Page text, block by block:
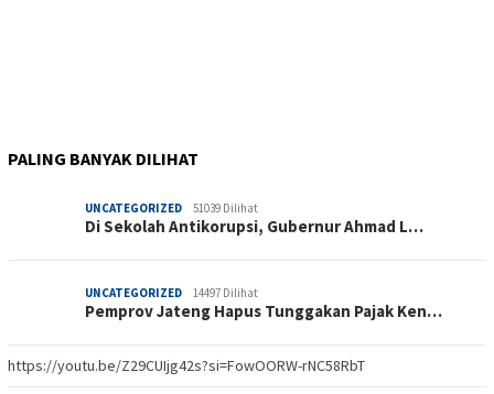
PALING BANYAK DILIHAT
UNCATEGORIZED 51039 Dilihat
Di Sekolah Antikorupsi, Gubernur Ahmad L…
UNCATEGORIZED 14497 Dilihat
Pemprov Jateng Hapus Tunggakan Pajak Ken…
https://youtu.be/Z29CUIjg42s?si=FowOORW-rNC58RbT